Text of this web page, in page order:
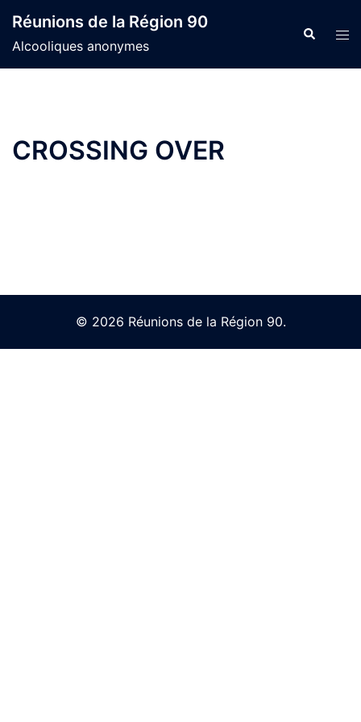
content
Réunions de la Région 90
Alcooliques anonymes
Search
CROSSING OVER
© 2026 Réunions de la Région 90.